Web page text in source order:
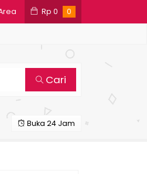
Rp 0 0
Cari
Buka 24 Jam